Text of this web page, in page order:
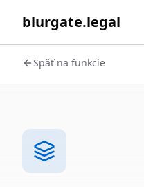
blurgate.legal
Späť na funkcie